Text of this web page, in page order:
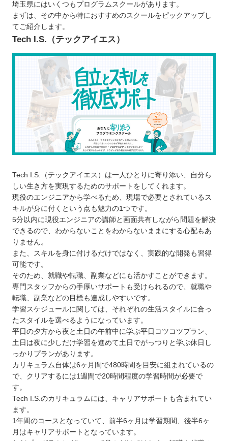
るか
プログラムスクールで学習するメリット
カリキュラムに沿って効率的に学べる
現場に出てからも役立つスキルを習得でき
る
学習のモチベーションを維持しやすい
プログラムスクールで学ぶ際の注意点
勉強する目的を明確にさせる
一定期間学び続けられるか検討する
無料体験・体験レッスンに参加して自分に
埼玉で自分に合ったプログラムスクールを選ぼ
う！
埼玉県にはいくつもプログラムスクールがあります。
まずは、その中から特におすすめのスクールをピックアップし
てご紹介します。
Tech I.S.（テックアイエス）
Tech I.S.（テックアイエス）は一人ひとりに寄り添い、自分ら
しい生き方を実現するためのサポートをしてくれます。
現役のエンジニアから学べるため、現場で必要とされているス
キルが身に付くという点も魅力の1つです。
5分以内に現役エンジニアの講師と画面共有しながら問題を解決
できるので、わからないことをわからないままにする心配もあ
りません。
また、スキルを身に付けるだけではなく、実践的な開発も習得
可能です。
そのため、就職や転職、副業などにも活かすことができます。
専門スタッフからの手厚いサポートも受けられるので、就職や
転職、副業などの目標も達成しやすいです。
学習スケジュールに関しては、それぞれの生活スタイルに合っ
たスタイルを選べるようになっています。
平日の夕方から夜と土日の午前中に学ぶ平日コツコツプラン、
土日は夜に少しだけ学習を進めて土日でがっつりと学ぶ休日し
っかりプランがあります。
カリキュラム自体は6ヶ月間で480時間を目安に組まれているの
で、クリアするには1週間で20時間程度の学習時間が必要で
す。
Tech I.S.のカリキュラムには、キャリアサポートも含まれてい
ます。
1年間のコースとなっていて、前半6ヶ月は学習期間、後半6ヶ
月はキャリアサポートとなっています。